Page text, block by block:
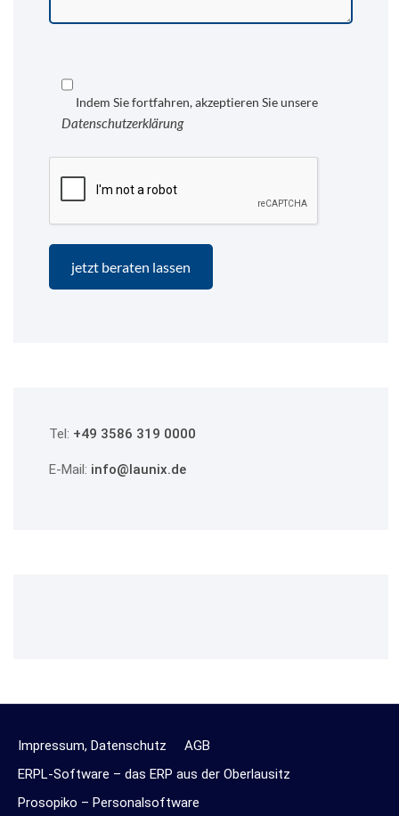
Indem Sie fortfahren, akzeptieren Sie unsere
Datenschutzerklärung
Tel: +49 3586 319 0000
E-Mail: info@launix.de
Impressum, Datenschutz
AGB
ERPL-Software – das ERP aus der Oberlausitz
Prosopiko – Personalsoftware